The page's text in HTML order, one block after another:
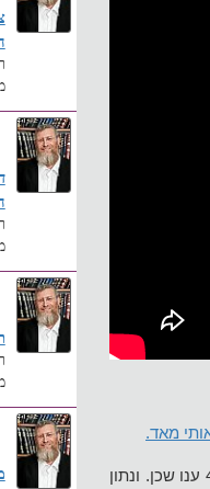
מאד.
בוגרי ישיבות ההסדר נשאלו, האם הם קובעים עיתים לתורה-לימוד של לפחות שעה ביום? ורק 43% ענו שכן. ונתון